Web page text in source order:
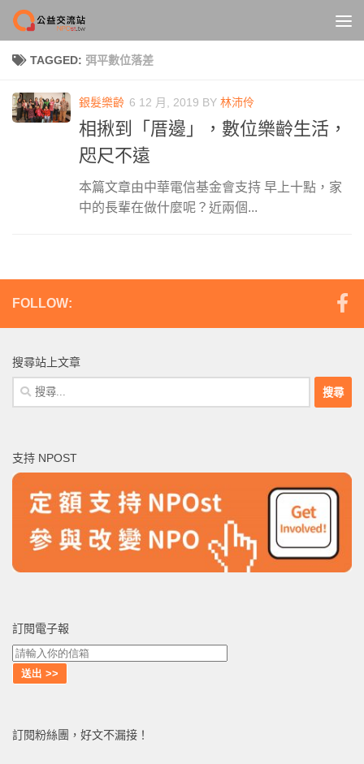
Skip to content
TAGGED: 弭平數位落差
銀髮樂齡 6 12 月, 2019 BY 林沛伶
相揪到「厝邊」，數位樂齡生活，
咫尺不遠
本篇文章由中華電信基金會支持 早上十點，家
中的長輩在做什麼呢？近兩個...
FOLLOW:
搜尋站上文章
搜
尋
字:
支持 NPOST
訂閱電子報
訂閱粉絲團，好文不漏接！